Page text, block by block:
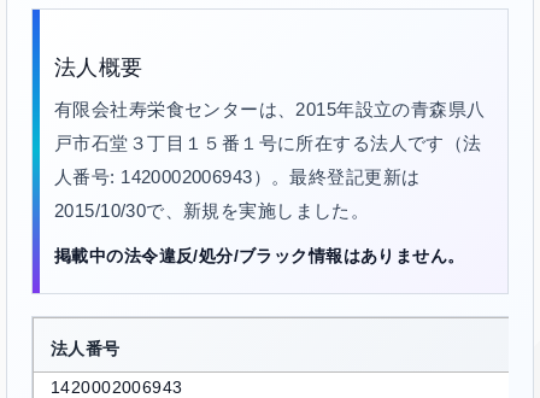
法人概要
有限会社寿栄食センターは、2015年設立の青森県八
戸市石堂３丁目１５番１号に所在する法人です（法
人番号: 1420002006943）。最終登記更新は
2015/10/30で、新規を実施しました。
掲載中の法令違反/処分/ブラック情報はありません。
法人番号
1420002006943